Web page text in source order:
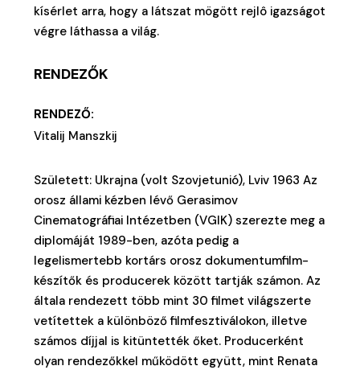
kísérlet arra, hogy a látszat mögött rejlô igazságot
végre láthassa a világ.
RENDEZŐK
RENDEZŐ:
Vitalij Manszkij
Született: Ukrajna (volt Szovjetunió), Lviv 1963 Az
orosz állami kézben lévő Gerasimov
Cinematográfiai Intézetben (VGIK) szerezte meg a
diplomáját 1989-ben, azóta pedig a
legelismertebb kortárs orosz dokumentumfilm-
készítők és producerek között tartják számon. Az
általa rendezett több mint 30 filmet világszerte
vetítettek a különböző filmfesztiválokon, illetve
számos díjjal is kitüntették őket. Producerként
olyan rendezőkkel működött együtt, mint Renata